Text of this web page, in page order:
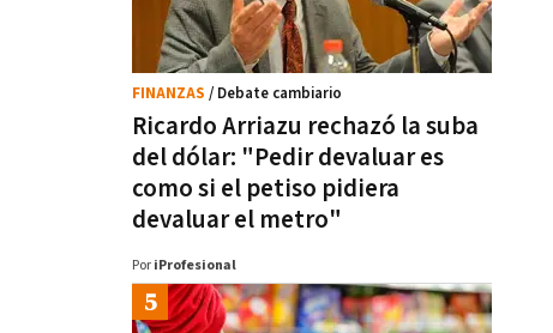
Ricardo Arriazu rechazó la suba
del dólar: "Pedir devaluar es
como si el petiso pidiera
devaluar el metro"
FINANZAS / Debate cambiario
Por iProfesional